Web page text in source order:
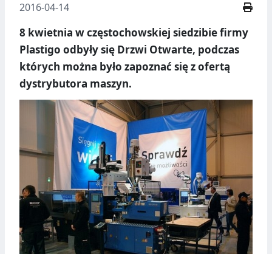
2016-04-14
8 kwietnia w częstochowskiej siedzibie firmy
Plastigo odbyły się Drzwi Otwarte, podczas
których można było zapoznać się z ofertą
dystrybutora maszyn.